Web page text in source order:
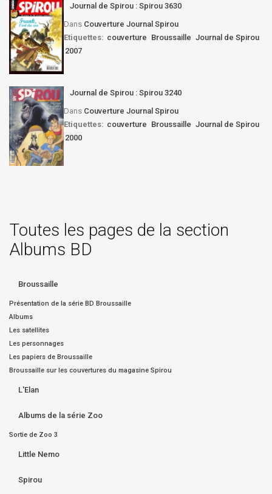
Journal de Spirou : Spirou 3630
Dans Couverture Journal Spirou
Etiquettes: couverture Broussaille Journal de Spirou
2007
Journal de Spirou : Spirou 3240
Dans Couverture Journal Spirou
Etiquettes: couverture Broussaille Journal de Spirou
2000
Toutes les pages de la section
Albums BD
Broussaille
Présentation de la série BD Broussaille
Albums
Les satellites
Les personnages
Les papiers de Broussaille
Broussaille sur les couvertures du magasine Spirou
L'Elan
Albums de la série Zoo
Sortie de Zoo 3
Little Nemo
Spirou